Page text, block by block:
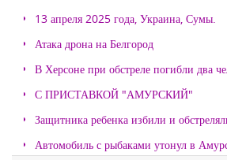
13 апреля 2025 года, Украина, Сумы.
Атака дрона на Белгород
В Херсоне при обстреле погибли два
С ПРИСТАВКОЙ "АМУРСКИЙ"
Защитника ребенка избили и
Автомобиль с рыбаками утонул в